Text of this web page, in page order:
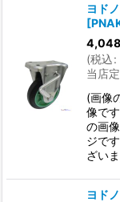
ヨド
[
4,048
(税込:
当店
(画像
像で
の画
ジで
ざい
ヨド